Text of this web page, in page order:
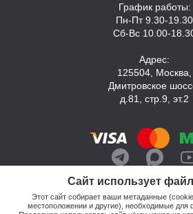
Сайт использует
Этот сайт собирает ваши метаданные
местоположении и другие), необходимые для
График работы:
Пн-Пт 9.30-19.30
Сб-Вс 10.00-
Адрес:
125504, Москва,
Дмитровское
д.81, стр.9, эт.2